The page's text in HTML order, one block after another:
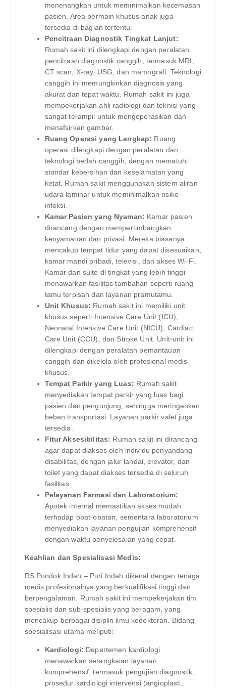
menenangkan untuk meminimalkan kecemasan
pasien. Area bermain khusus anak juga
tersedia di bagian tertentu.
Pencitraan Diagnostik Tingkat Lanjut:
Rumah sakit ini dilengkapi dengan peralatan
pencitraan diagnostik canggih, termasuk MRI,
CT scan, X-ray, USG, dan mamografi. Teknologi
canggih ini memungkinkan diagnosis yang
akurat dan tepat waktu. Rumah sakit ini juga
mempekerjakan ahli radiologi dan teknisi yang
sangat terampil untuk mengoperasikan dan
menafsirkan gambar.
Ruang Operasi yang Lengkap: Ruang
operasi dilengkapi dengan peralatan dan
teknologi bedah canggih, dengan mematuhi
standar kebersihan dan keselamatan yang
ketat. Rumah sakit menggunakan sistem aliran
udara laminar untuk meminimalkan risiko
infeksi.
Kamar Pasien yang Nyaman: Kamar pasien
dirancang dengan mempertimbangkan
kenyamanan dan privasi. Mereka biasanya
mencakup tempat tidur yang dapat disesuaikan,
kamar mandi pribadi, televisi, dan akses Wi-Fi.
Kamar dan suite di tingkat yang lebih tinggi
menawarkan fasilitas tambahan seperti ruang
tamu terpisah dan layanan pramutamu.
Unit Khusus: Rumah sakit ini memiliki unit
khusus seperti Intensive Care Unit (ICU),
Neonatal Intensive Care Unit (NICU), Cardiac
Care Unit (CCU), dan Stroke Unit. Unit-unit ini
dilengkapi dengan peralatan pemantauan
canggih dan dikelola oleh profesional medis
khusus.
Tempat Parkir yang Luas: Rumah sakit
menyediakan tempat parkir yang luas bagi
pasien dan pengunjung, sehingga meringankan
beban transportasi. Layanan parkir valet juga
tersedia.
Fitur Aksesibilitas: Rumah sakit ini dirancang
agar dapat diakses oleh individu penyandang
disabilitas, dengan jalur landai, elevator, dan
toilet yang dapat diakses tersedia di seluruh
fasilitas.
Pelayanan Farmasi dan Laboratorium:
Apotek internal memastikan akses mudah
terhadap obat-obatan, sementara laboratorium
menyediakan layanan pengujian komprehensif
dengan waktu penyelesaian yang cepat.
Keahlian dan Spesialisasi Medis:
RS Pondok Indah – Puri Indah dikenal dengan tenaga
medis profesionalnya yang berkualifikasi tinggi dan
berpengalaman. Rumah sakit ini mempekerjakan tim
spesialis dan sub-spesialis yang beragam, yang
mencakup berbagai disiplin ilmu kedokteran. Bidang
spesialisasi utama meliputi:
Kardiologi: Departemen kardiologi
menawarkan serangkaian layanan
komprehensif, termasuk pengujian diagnostik,
prosedur kardiologi intervensi (angioplasti,